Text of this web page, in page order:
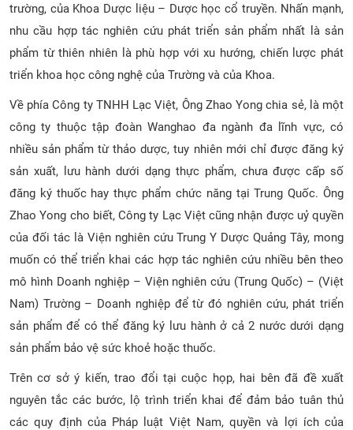
trường, của Khoa Dược liệu – Dược học cổ truyền. Nhấn mạnh,
nhu cầu hợp tác nghiên cứu phát triển sản phẩm nhất là sản
phẩm từ thiên nhiên là phù hợp với xu hướng, chiến lược phát
triển khoa học công nghệ của Trường và của Khoa.
Về phía Công ty TNHH Lạc Việt, Ông Zhao Yong chia sẻ, là một
công ty thuộc tập đoàn Wanghao đa ngành đa lĩnh vực, có
nhiều sản phẩm từ thảo dược, tuy nhiên mới chỉ được đăng ký
sản xuất, lưu hành dưới dạng thực phẩm, chưa được cấp số
đăng ký thuốc hay thực phẩm chức năng tại Trung Quốc. Ông
Zhao Yong cho biết, Công ty Lạc Việt cũng nhận được uỷ quyền
của đối tác là Viện nghiên cứu Trung Y Dược Quảng Tây, mong
muốn có thể triển khai các hợp tác nghiên cứu nhiều bên theo
mô hình Doanh nghiệp – Viện nghiên cứu (Trung Quốc) – (Việt
Nam) Trường – Doanh nghiệp để từ đó nghiên cứu, phát triển
sản phẩm để có thể đăng ký lưu hành ở cả 2 nước dưới dạng
sản phẩm bảo vệ sức khoẻ hoặc thuốc.
Trên cơ sở ý kiến, trao đổi tại cuộc họp, hai bên đã đề xuất
nguyên tắc các bước, lộ trình triển khai để đảm bảo tuân thủ
các quy định của Pháp luật Việt Nam, quyền và lợi ích của